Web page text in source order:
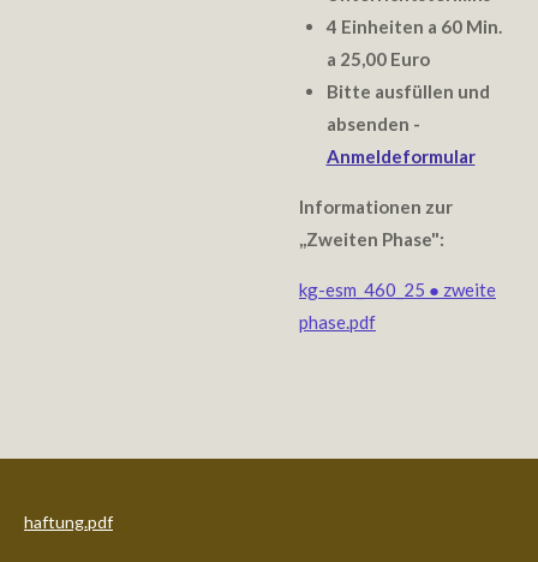
4 Einheiten a 60 Min.
a 25,00 Euro
Bitte ausfüllen und
absenden -
Anmeldeformular
Informationen zur
,,Zweiten Phase":
kg-esm_460_25 ● zweite
phase.pdf
haftung.pdf